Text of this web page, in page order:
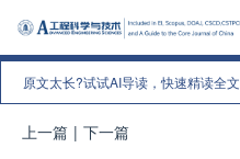
原文太长?试试AI导读，快速精读全文
上一篇 | 下一篇